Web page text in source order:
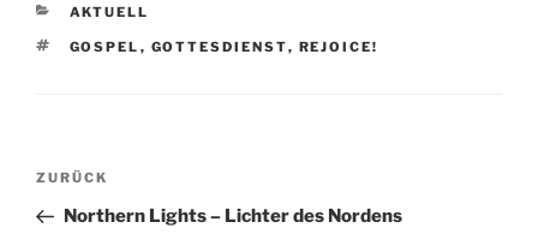
KATEGORIEN
AKTUELL
SCHLAGWÖRTER
GOSPEL , GOTTESDIENST, REJOICE!
Beitragsnavigation
Vorheriger
Beitrag
ZURÜCK
Northern Lights – Lichter des Nordens